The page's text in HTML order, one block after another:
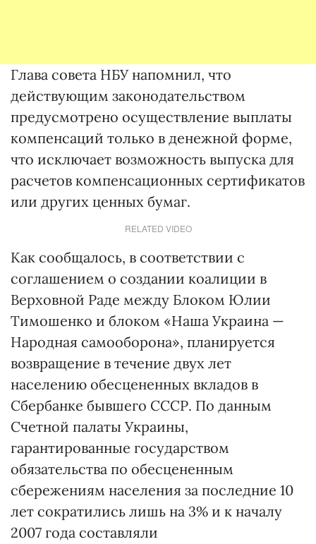
Глава совета НБУ напомнил, что
действующим законодательством
предусмотрено осуществление выплаты
компенсаций только в денежной форме,
что исключает возможность выпуска для
расчетов компенсационных сертификатов
или других ценных бумаг.
RELATED VIDEO
Как сообщалось, в соответст­вии с
соглашением о создании коалиции в
Верховной Раде между Блоком Юлии
Тимошенко и блоком «Наша Украина —
Народная самооборона», планируется
возвращение в течение двух лет
населению обесцененных вкладов в
Сбербанке бывшего СССР. По данным
Счетной палаты Украины,
гарантированные государством
обязательства по обесцененным
сбережениям населения за последние 10
лет сократились лишь на 3% и к началу
2007 года составляли